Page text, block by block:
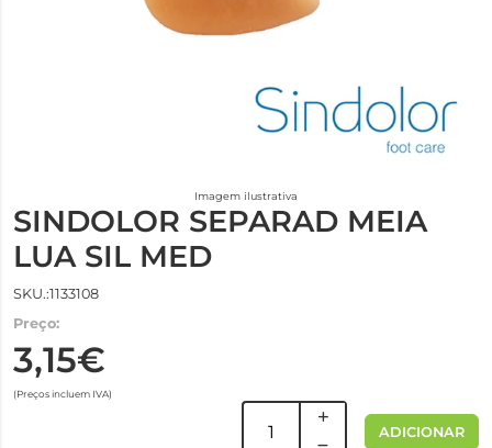
Imagem ilustrativa
SINDOLOR SEPARAD MEIA
LUA SIL MED
SKU.:1133108
Preço:
3,15€
(Preços incluem IVA)
ADICIONAR